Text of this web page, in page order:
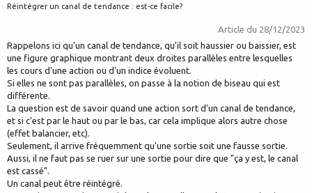
page:
Réintégrer un canal de tendance : est-ce facile?
Article du 28/12/2023
Rappelons ici qu'un canal de tendance, qu'il soit haussier ou baissier, est
une figure graphique montrant deux droites parallèles entre lesquelles
les cours d'une action ou d'un indice évoluent.
Si elles ne sont pas parallèles, on passe à la notion de biseau qui est
différente.
La question est de savoir quand une action sort d'un canal de tendance,
et si c'est par le haut ou par le bas, car cela implique alors autre chose
(effet balancier, etc).
Seulement, il arrive fréquemment qu'une sortie soit une fausse sortie.
Aussi, il ne faut pas se ruer sur une sortie pour dire que "ça y est, le canal
est cassé".
Un canal peut être réintégré.